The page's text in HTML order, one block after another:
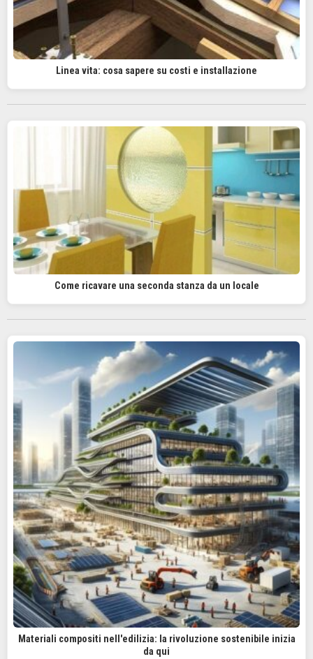
Linea vita: cosa sapere su costi e installazione
Come ricavare una seconda stanza da un locale
Materiali compositi nell'edilizia: la rivoluzione sostenibile inizia
da qui